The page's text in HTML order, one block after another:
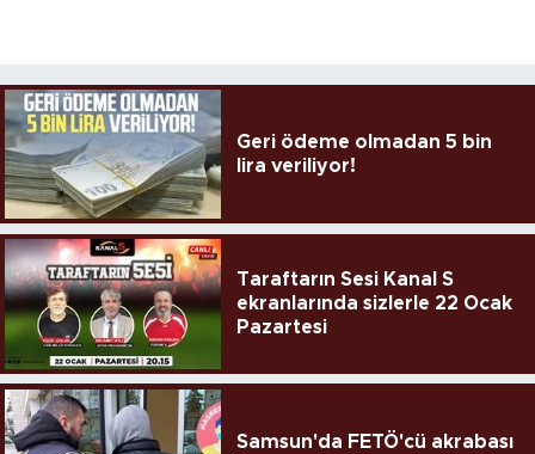
Geri ödeme olmadan 5 bin
lira veriliyor!
Taraftarın Sesi Kanal S
ekranlarında sizlerle 22 Ocak
Pazartesi
Samsun'da FETÖ'cü akrabası